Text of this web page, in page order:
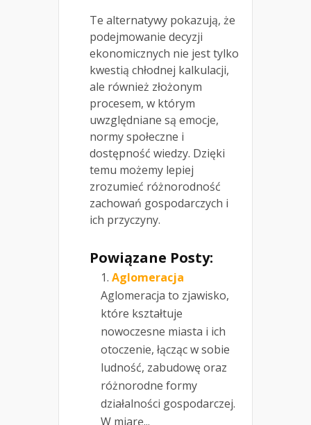
Te alternatywy pokazują, że
podejmowanie decyzji
ekonomicznych nie jest tylko
kwestią chłodnej kalkulacji,
ale również złożonym
procesem, w którym
uwzględniane są emocje,
normy społeczne i
dostępność wiedzy. Dzięki
temu możemy lepiej
zrozumieć różnorodność
zachowań gospodarczych i
ich przyczyny.
Powiązane Posty:
Aglomeracja
Aglomeracja to zjawisko,
które kształtuje
nowoczesne miasta i ich
otoczenie, łącząc w sobie
ludność, zabudowę oraz
różnorodne formy
działalności gospodarczej.
W miarę...